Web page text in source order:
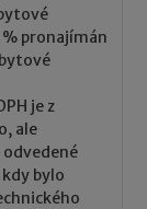
pronajímán
je z
ale
odvedené
bylo